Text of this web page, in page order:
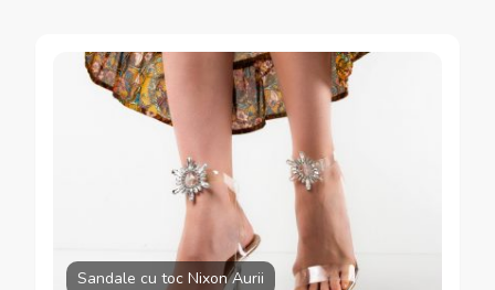
Sandale cu toc Nixon Aurii